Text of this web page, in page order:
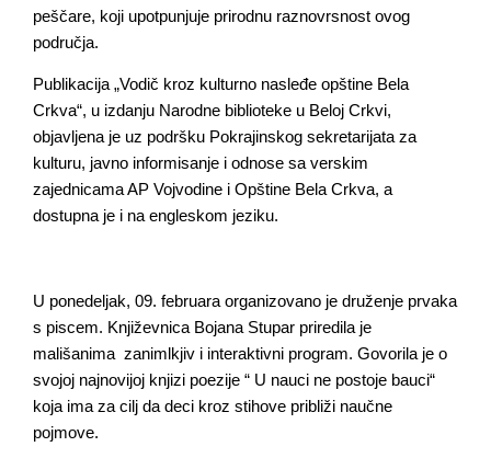
peščare, koji upotpunjuje prirodnu raznovrsnost ovog
područja.
Publikacija „Vodič kroz kulturno nasleđe opštine Bela
Crkva“, u izdanju Narodne biblioteke u Beloj Crkvi,
objavljena je uz podršku Pokrajinskog sekretarijata za
kulturu, javno informisanje i odnose sa verskim
zajednicama AP Vojvodine i Opštine Bela Crkva, a
dostupna je i na engleskom jeziku.
U ponedeljak, 09. februara organizovano je druženje prvaka
s piscem. Književnica Bojana Stupar priredila je
mališanima zanimlkjiv i interaktivni program. Govorila je o
svojoj najnovijoj knjizi poezije “ U nauci ne postoje bauci“
koja ima za cilj da deci kroz stihove približi naučne
pojmove.